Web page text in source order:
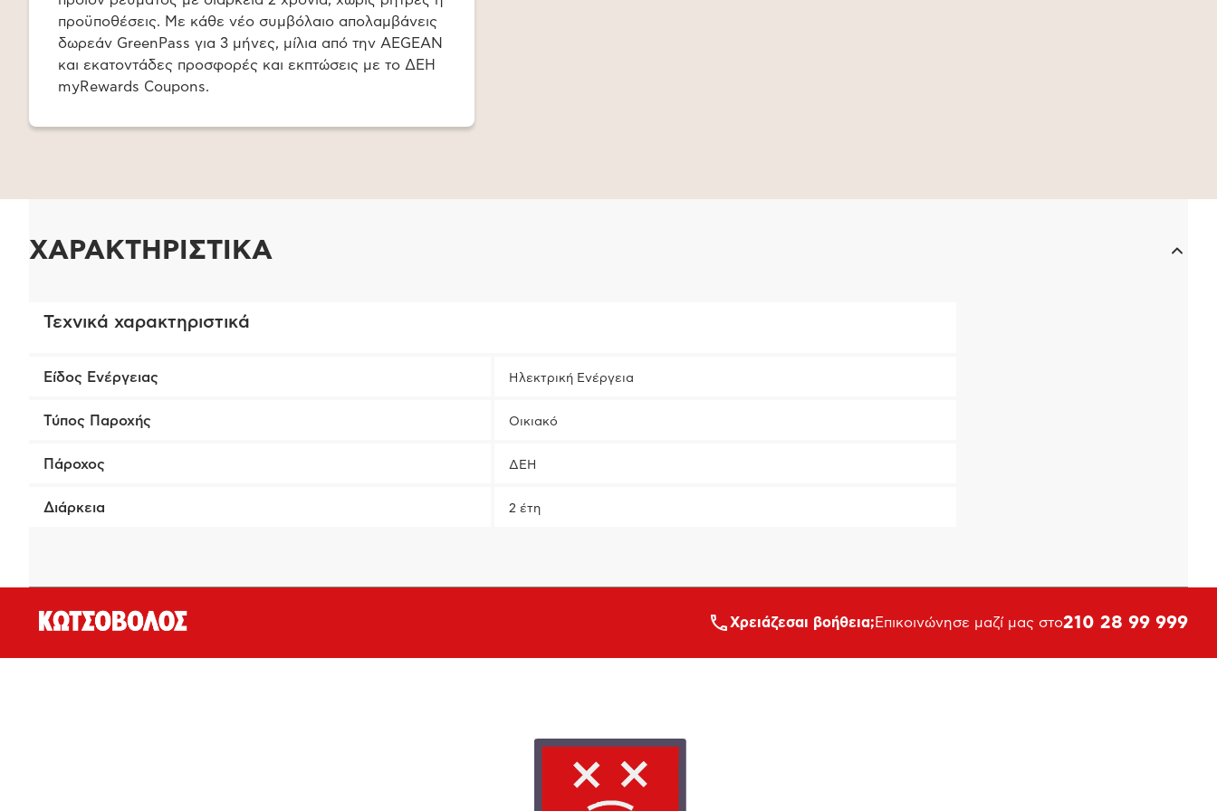
προϋποθέσεις. Με κάθε νέο συμβόλαιο απολαμβάνεις
δωρεάν GreenPass για 3 μήνες, μίλια από την AEGEAN
και εκατοντάδες προσφορές και εκπτώσεις με το ΔΕΗ
myRewards Coupons.
ΧΑΡΑΚΤΗΡΙΣΤΙΚΑ
Τεχνικά χαρακτηριστικά
Είδος Ενέργειας Ηλεκτρική Ενέργεια
Τύπος Παροχής Οικιακό
Πάροχος ΔΕΗ
Διάρκεια 2 έτη
Xρειάζεσαι βοήθεια; Επικοινώνησε μαζί μας στο210 28 99 999